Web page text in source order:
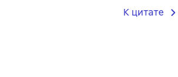
К цитате